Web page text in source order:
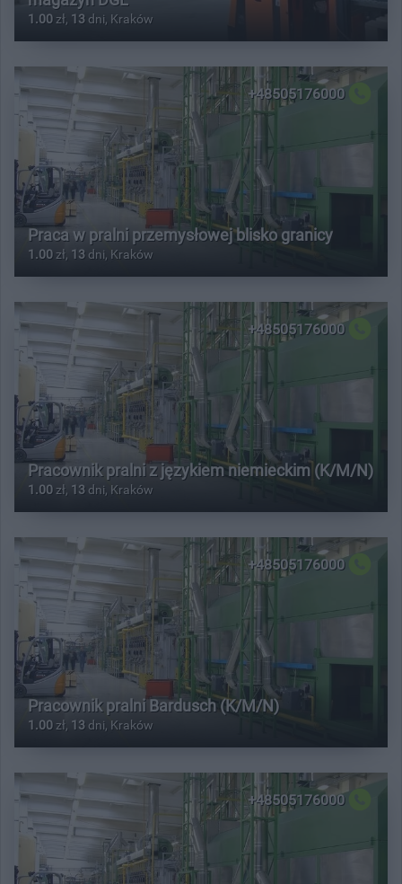
1.00 zł, 13 dni, Kraków
+48505176000
Praca w pralni przemysłowej blisko granicy
1.00 zł, 13 dni, Kraków
+48505176000
Pracownik pralni z językiem niemieckim (K/M/N)
1.00 zł, 13 dni, Kraków
+48505176000
Pracownik pralni Bardusch (K/M/N)
1.00 zł, 13 dni, Kraków
+48505176000